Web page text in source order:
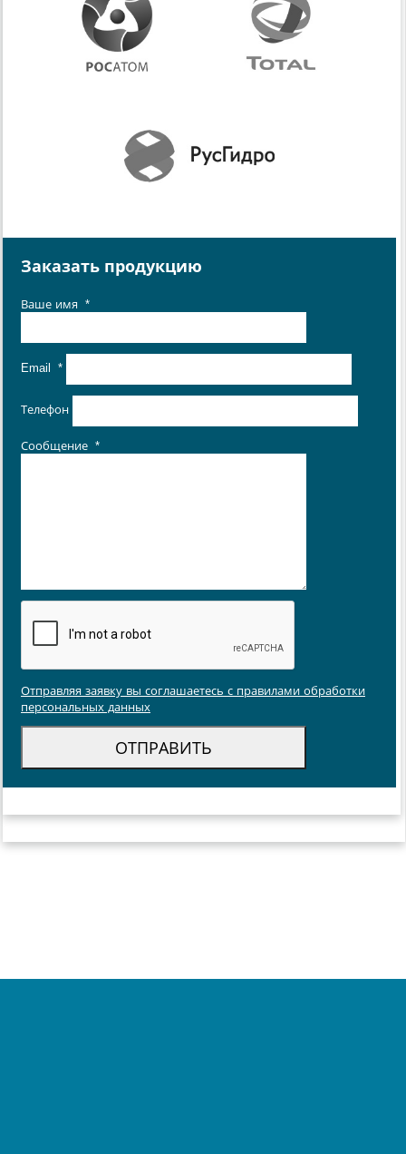
Заказать продукцию
Ваше имя *
Email *
Телефон
Сообщение *
Отправляя заявку вы соглашаетесь с правилами обработки
персональных данных